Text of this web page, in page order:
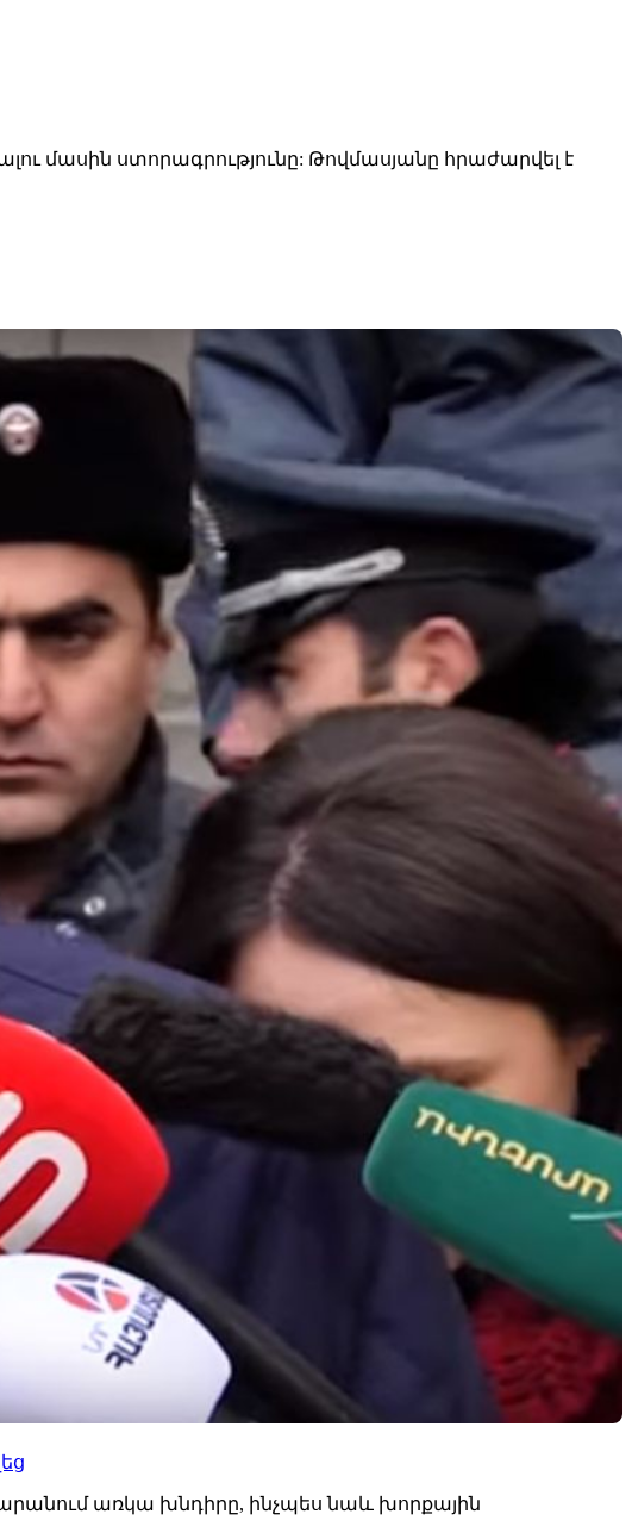
ստորագրությունը: Թովմասյանը հրաժարվել է
առկա խնդիրը, ինչպես նաև խորքային